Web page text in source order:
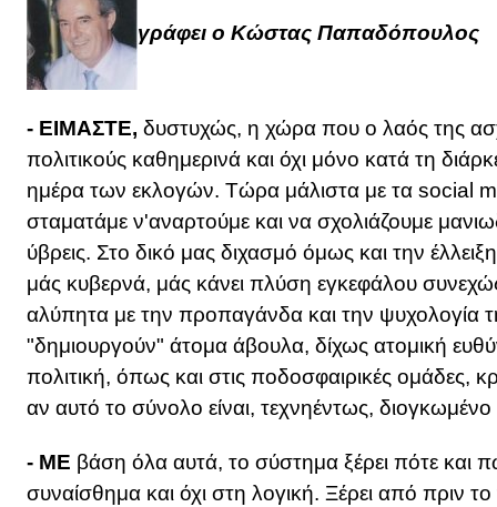
γράφει ο Κώστας Παπαδόπουλος
- ΕΙΜΑΣΤΕ, δυστυχώς, η χώρα που ο λαός της
πολιτικούς καθημερινά και όχι μόνο κατά τη
ημέρα των εκλογών. Τώρα μάλιστα με τα social
σταματάμε ν'αναρτούμε και να σχολιάζουμε
ύβρεις. Στο δικό μας διχασμό όμως και την
μάς κυβερνά, μάς κάνει πλύση εγκεφάλου
αλύπητα με την προπαγάνδα και την ψυχολογία
"δημιουργούν" άτομα άβουλα, δίχως ατομική
πολιτική, όπως και στις ποδοσφαιρικές ομάδες,
αν αυτό το σύνολο είναι, τεχνηέντως,
- ΜΕ βάση όλα αυτά, το σύστημα ξέρει πότε και
συναίσθημα και όχι στη λογική. Ξέρει από πριν